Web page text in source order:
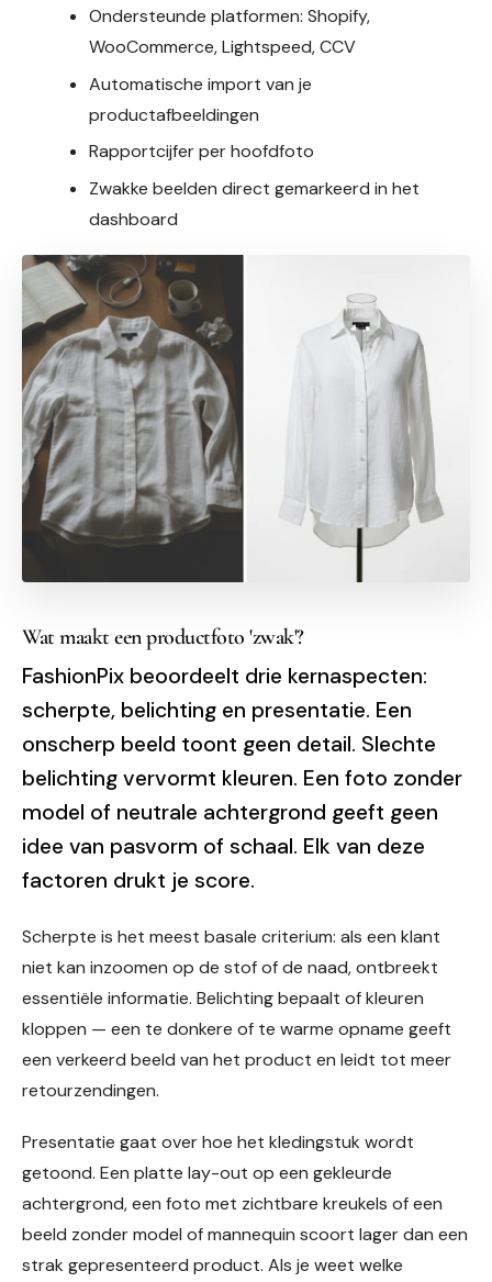
Ondersteunde platformen: Shopify,
WooCommerce, Lightspeed, CCV
Automatische import van je
productafbeeldingen
Rapportcijfer per hoofdfoto
Zwakke beelden direct gemarkeerd in het
dashboard
Wat maakt een productfoto 'zwak'?
FashionPix beoordeelt drie kernaspecten:
scherpte, belichting en presentatie. Een
onscherp beeld toont geen detail. Slechte
belichting vervormt kleuren. Een foto zonder
model of neutrale achtergrond geeft geen
idee van pasvorm of schaal. Elk van deze
factoren drukt je score.
Scherpte is het meest basale criterium: als een klant
niet kan inzoomen op de stof of de naad, ontbreekt
essentiële informatie. Belichting bepaalt of kleuren
kloppen — een te donkere of te warme opname geeft
een verkeerd beeld van het product en leidt tot meer
retourzendingen.
Presentatie gaat over hoe het kledingstuk wordt
getoond. Een platte lay-out op een gekleurde
achtergrond, een foto met zichtbare kreukels of een
beeld zonder model of mannequin scoort lager dan een
strak gepresenteerd product. Als je weet welke